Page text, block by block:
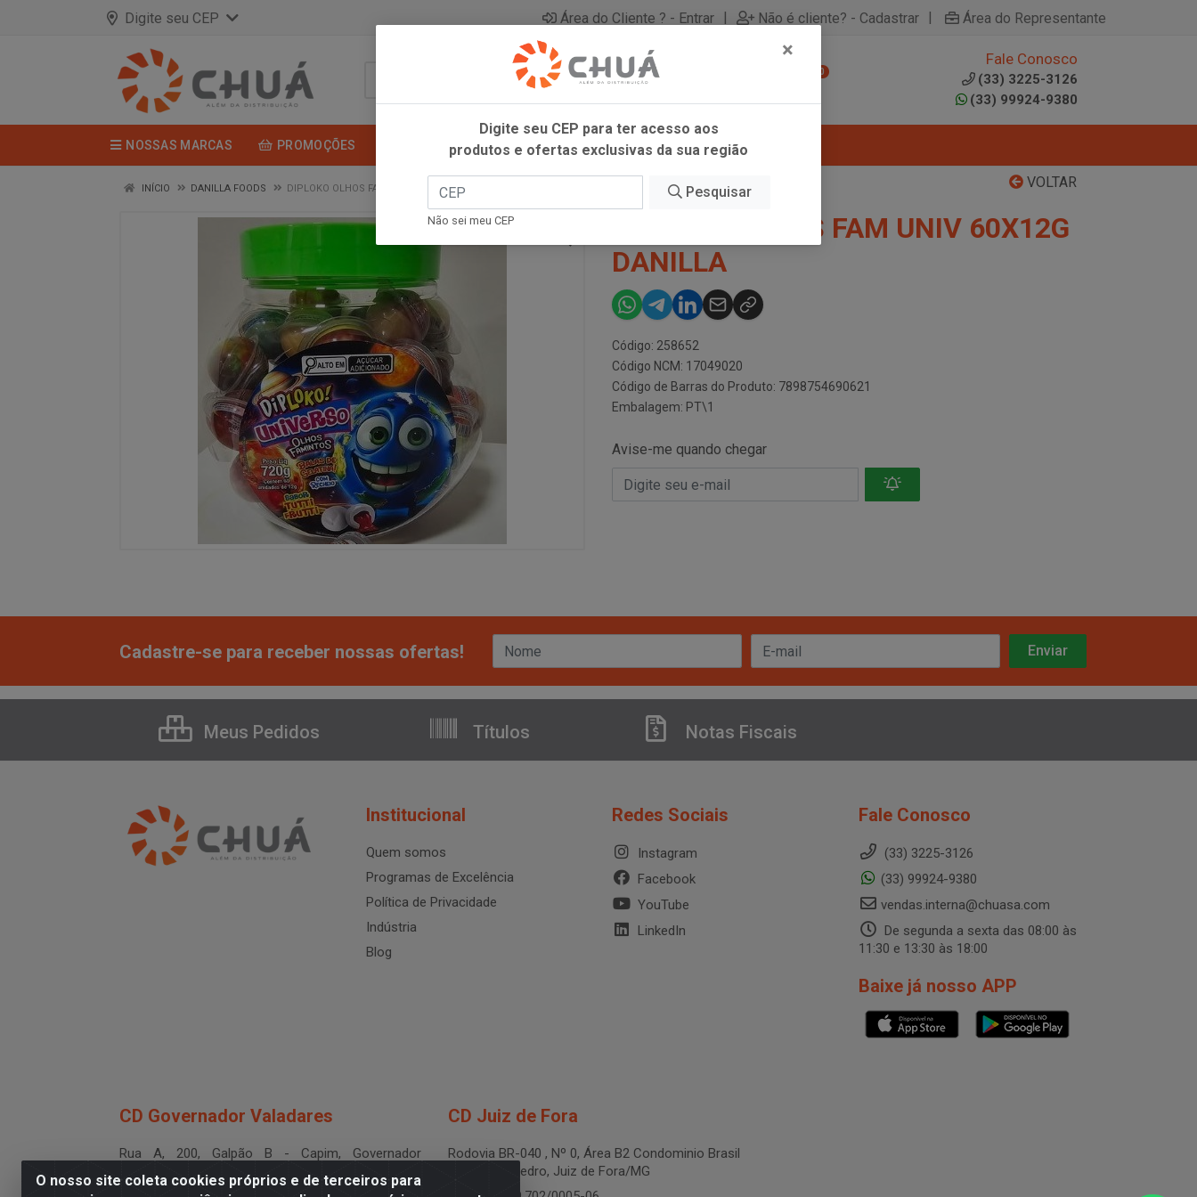
Digite seu CEP Área do Cliente ? - Entrar | Não é cliente? - Cadastrar | Área do Representante
0
Fale Conosco
(33) 3225-3126
(33) 99924-9380
NOSSAS MARCAS PROMOÇÕES
VOLTAR
INÍCIO DANILLA FOODS DIPLOKO OLHOS FAM UNIV 60X12G DANILLA
DIPLOKO OLHOS FAM UNIV 60X12G
DANILLA
Código: 258652
Código NCM: 17049020
Código de Barras do Produto: 7898754690621
Embalagem: PT\1
Avise-me quando chegar
O nosso site coleta cookies próprios e de terceiros para
Cadastre-se para receber nossas ofertas!
Meus Pedidos Títulos Notas Fiscais
Institucional
Quem somos
Programas de Excelência
Política de Privacidade
Indústria
Blog
Redes Sociais
Instagram
Facebook
YouTube
LinkedIn
Fale Conosco
(33) 3225-3126
(33) 99924-9380
vendas.interna@chuasa.com
De segunda a sexta das 08:00 às
11:30 e 13:30 às 18:00
Baixe já nosso APP
CD Governador Valadares
Rua A, 200, Galpão B - Capim, Governador
Valadares/MG - CEP 35.024-400
CD Juiz de Fora
Rodovia BR-040 , Nº 0, Área B2 Condominio Brasil
LOG - São Pedro, Juiz de Fora/MG
×
Digite seu CEP para ter acesso aos
produtos e ofertas exclusivas da sua região
Pesquisar
Não sei meu CEP